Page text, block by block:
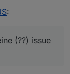
für einfache
:
(??) issue